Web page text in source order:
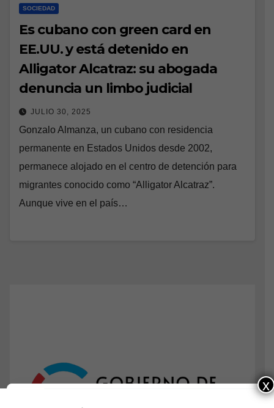
SOCIEDAD
Es cubano con green card en
EE.UU. y está detenido en
Alligator Alcatraz: su abogada
denuncia un limbo judicial
JULIO 30, 2025
Gonzalo Almanza, un cubano con residencia
permanente en Estados Unidos desde 2002,
permanece alojado en el centro de detención para
migrantes conocido como “Alligator Alcatraz”.
Aunque vive en el país…
x